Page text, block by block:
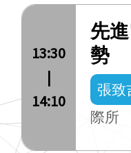
13:30
14:10
先
勢
張致
際所